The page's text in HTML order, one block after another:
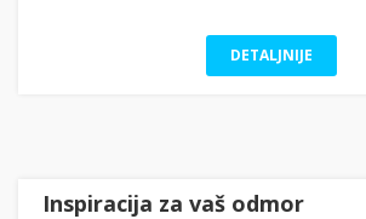
DETALJNIJE
Inspiracija za vaš odmor